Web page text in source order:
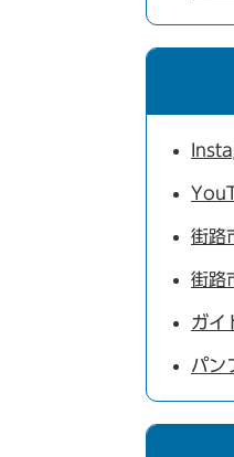
街路
街路
ガイ
パン